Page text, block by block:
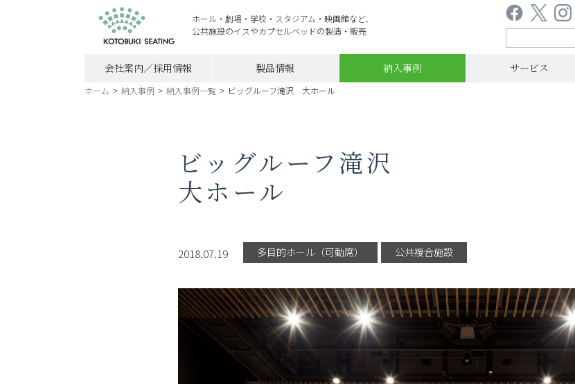
ホール・劇場・学校・スタジアム・映画館など、
公共施設のイスやカプセルベッドの製造・販売
会社案内／採用情報 製品情報 納入事例 サービス
ホーム > 納入事例 > 納入事例一覧 > ビッグルーフ滝沢 大ホール
ビッグルーフ滝沢
大ホール
2018.07.19 多目的ホール（可動席） 公共複合施設